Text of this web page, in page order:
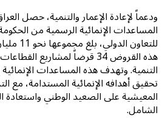
المساعدات الإنمائية الرسمية من الحكومة
هذه القروض 34 قرضاً لمشاريع
التنمية. وتهدف هذه المساعدات
تحقيق أهدافه الإنمائية المستدامة، مع
المعيشية على الصعيد الوطني واستعادة
الشامل.